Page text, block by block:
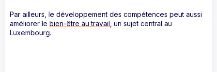
Par ailleurs, le développement des compétences peut aussi
améliorer le bien-être au travail , un sujet central au
Luxembourg.